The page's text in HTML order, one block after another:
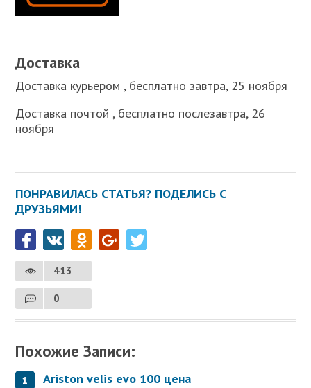
Доставка
Доставка курьером , бесплатно завтра, 25 ноября
Доставка почтой , бесплатно послезавтра, 26
ноября
ПОНРАВИЛАСЬ СТАТЬЯ? ПОДЕЛИСЬ С
ДРУЗЬЯМИ!
413
0
Похожие Записи:
Ariston velis evo 100 цена